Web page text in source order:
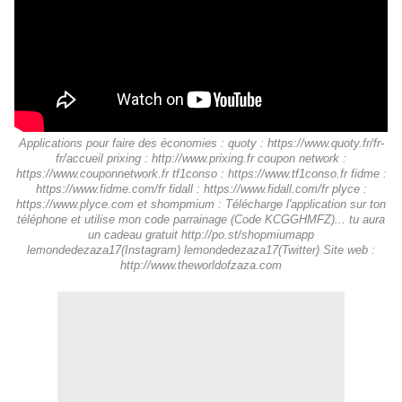
Applications pour faire des économies : quoty : https://www.quoty.fr/fr-
fr/accueil prixing : http://www.prixing.fr coupon network :
https://www.couponnetwork.fr tf1conso : https://www.tf1conso.fr fidme :
https://www.fidme.com/fr fidall : https://www.fidall.com/fr plyce :
https://www.plyce.com et shompmium : Télécharge l'application sur ton
téléphone et utilise mon code parrainage (Code KCGGHMFZ)... tu aura
un cadeau gratuit http://po.st/shopmiumapp
lemondedezaza17(Instagram) lemondedezaza17(Twitter) Site web :
http://www.theworldofzaza.com